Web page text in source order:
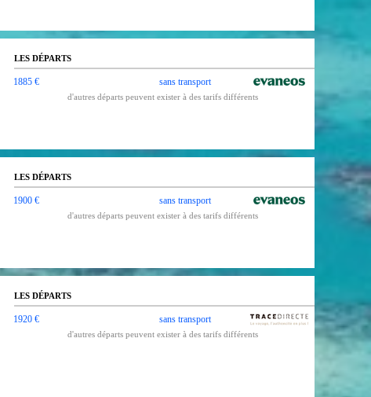
LES DÉPARTS
1885 € sans transport
d'autres départs peuvent exister à des tarifs différents
LES DÉPARTS
1900 € sans transport
d'autres départs peuvent exister à des tarifs différents
LES DÉPARTS
1920 € sans transport
d'autres départs peuvent exister à des tarifs différents